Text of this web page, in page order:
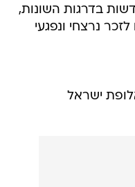
בדרגות השונות,
נרצחי ונפגעי
ישראל